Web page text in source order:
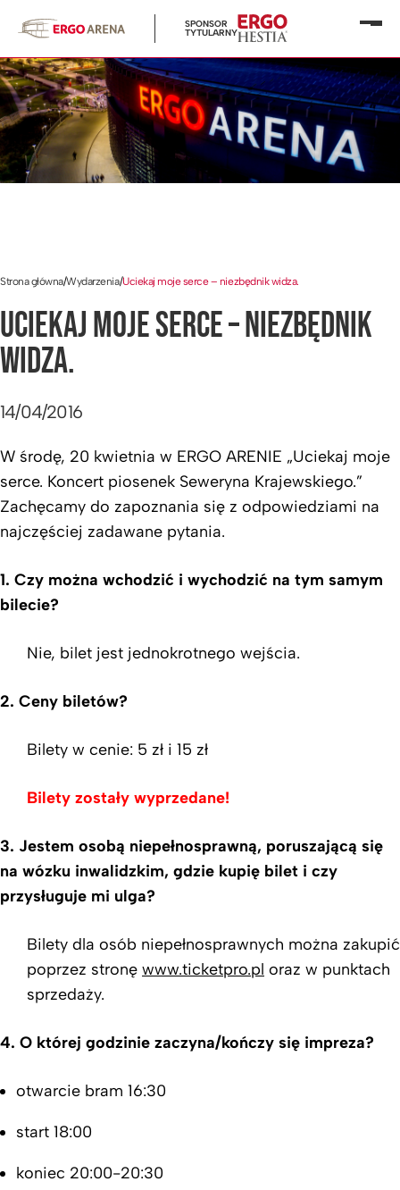
SPONSOR
TYTULARNY
Strona główna/Wydarzenia/Uciekaj moje serce – niezbędnik widza.
UCIEKAJ MOJE SERCE – NIEZBĘDNIK
WIDZA.
14/04/2016
W środę, 20 kwietnia w ERGO ARENIE „Uciekaj moje
serce. Koncert piosenek Seweryna Krajewskiego.”
Zachęcamy do zapoznania się z odpowiedziami na
najczęściej zadawane pytania.
1. Czy można wchodzić i wychodzić na tym samym
bilecie?
Nie, bilet jest jednokrotnego wejścia.
2. Ceny biletów?
Bilety w cenie: 5 zł i 15 zł
Bilety zostały wyprzedane!
3. Jestem osobą niepełnosprawną, poruszającą się
na wózku inwalidzkim, gdzie kupię bilet i czy
przysługuje mi ulga?
Bilety dla osób niepełnosprawnych można zakupić
poprzez stronę www.ticketpro.pl oraz w punktach
sprzedaży.
4. O której godzinie zaczyna/kończy się impreza?
otwarcie bram 16:30
start 18:00
koniec 20:00-20:30